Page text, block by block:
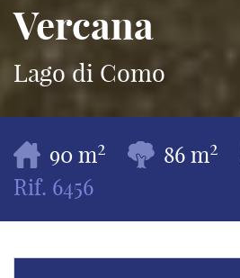
Vercana
Lago di Como
90 m2 86 m2
Rif. 6456